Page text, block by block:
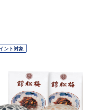
ント対象